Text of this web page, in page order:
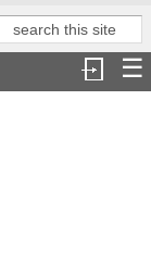
поиска